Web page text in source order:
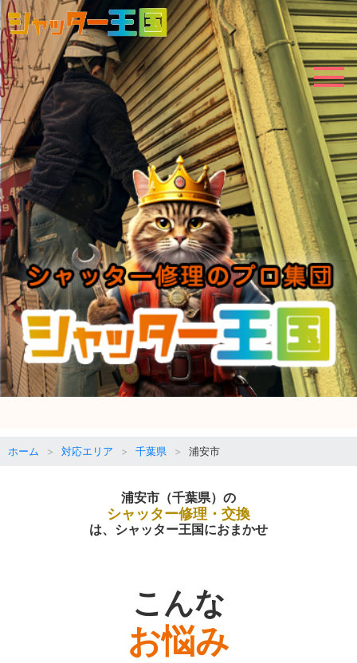
ホーム 対応エリア 千葉県 浦安市
浦安市（千葉県）の
シャッター修理・交換
は、シャッター王国におまかせ
こんな
お悩み